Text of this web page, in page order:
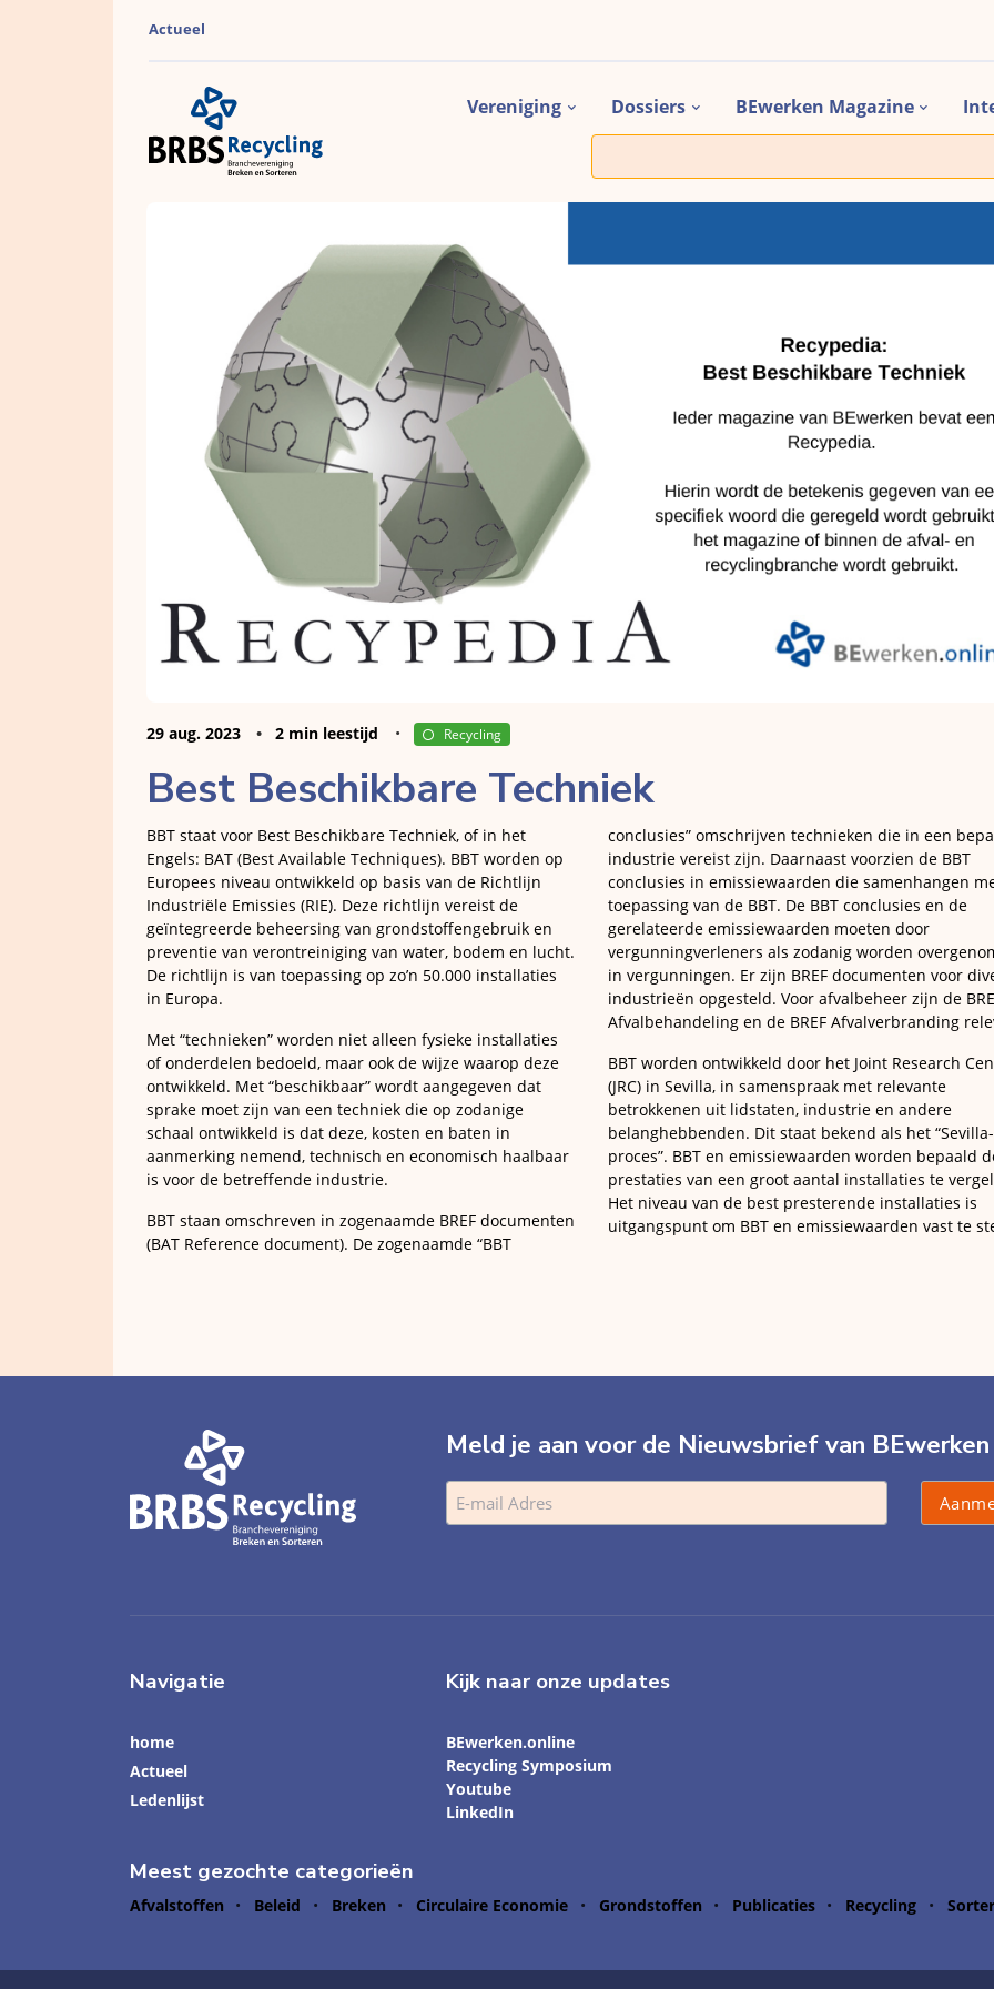
Actueel
Vereniging Dossiers BEwerken Magazine
29 aug. 2023 2 min leestijd Recycling
Best Beschikbare Techniek
BBT staat voor Best Beschikbare Techniek, of in het
Engels: BAT (Best Available Techniques). BBT worden op
Europees niveau ontwikkeld op basis van de Richtlijn
Industriële Emissies (RIE). Deze richtlijn vereist de
geïntegreerde beheersing van grondstoffengebruik en
preventie van verontreiniging van water, bodem en lucht.
De richtlijn is van toepassing op zo’n 50.000 installaties
in Europa.
Met “technieken” worden niet alleen fysieke installaties
of onderdelen bedoeld, maar ook de wijze waarop deze
ontwikkeld. Met “beschikbaar” wordt aangegeven dat
sprake moet zijn van een techniek die op zodanige
schaal ontwikkeld is dat deze, kosten en baten in
aanmerking nemend, technisch en economisch haalbaar
is voor de betreffende industrie.
BBT staan omschreven in zogenaamde BREF documenten
(BAT Reference document). De zogenaamde “BBT
conclusies” omschrijven technieken die in een
industrie vereist zijn. Daarnaast voorzien de BBT
conclusies in emissiewaarden die samenhangen
toepassing van de BBT. De BBT conclusies en de
gerelateerde emissiewaarden moeten door
vergunningverleners als zodanig worden
in vergunningen. Er zijn BREF documenten voor
industrieën opgesteld. Voor afvalbeheer zijn de
Afvalbehandeling en de BREF Afvalverbranding
BBT worden ontwikkeld door het Joint Research
(JRC) in Sevilla, in samenspraak met relevante
betrokkenen uit lidstaten, industrie en andere
belanghebbenden. Dit staat bekend als het “Sevilla-
proces”. BBT en emissiewaarden worden bepaald
prestaties van een groot aantal installaties te
Het niveau van de best presterende installaties is
uitgangspunt om BBT en emissiewaarden vast te
Meld je aan voor de Nieuwsbrief van
Navigatie
home
Actueel
Ledenlijst
Kijk naar onze updates
BEwerken.online
Recycling Symposium
Youtube
LinkedIn
Meest gezochte categorieën
Afvalstoffen Beleid Breken Circulaire Economie Grondstoffen Publicaties Recycling